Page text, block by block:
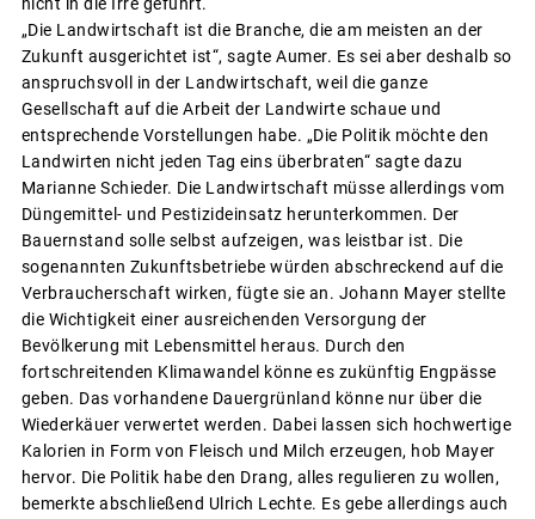
„Die Landwirtschaft ist die Branche, die am meisten an der
Zukunft ausgerichtet ist“, sagte Aumer. Es sei aber deshalb so
anspruchsvoll in der Landwirtschaft, weil die ganze
Gesellschaft auf die Arbeit der Landwirte schaue und
entsprechende Vorstellungen habe. „Die Politik möchte den
Landwirten nicht jeden Tag eins überbraten“ sagte dazu
Marianne Schieder. Die Landwirtschaft müsse allerdings vom
Düngemittel- und Pestizideinsatz herunterkommen. Der
Bauernstand solle selbst aufzeigen, was leistbar ist. Die
sogenannten Zukunftsbetriebe würden abschreckend auf die
Verbraucherschaft wirken, fügte sie an. Johann Mayer stellte
die Wichtigkeit einer ausreichenden Versorgung der
Bevölkerung mit Lebensmittel heraus. Durch den
fortschreitenden Klimawandel könne es zukünftig Engpässe
geben. Das vorhandene Dauergrünland könne nur über die
Wiederkäuer verwertet werden. Dabei lassen sich hochwertige
Kalorien in Form von Fleisch und Milch erzeugen, hob Mayer
hervor. Die Politik habe den Drang, alles regulieren zu wollen,
bemerkte abschließend Ulrich Lechte. Es gebe allerdings auch